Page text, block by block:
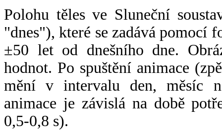
Polohu těles ve Sluneční
"dnes"), které se zadává pomocí
±50 let od dnešního dne.
hodnot. Po spuštění animace
mění v intervalu den, měsíc
animace je závislá na době
0,5-0,8 s).